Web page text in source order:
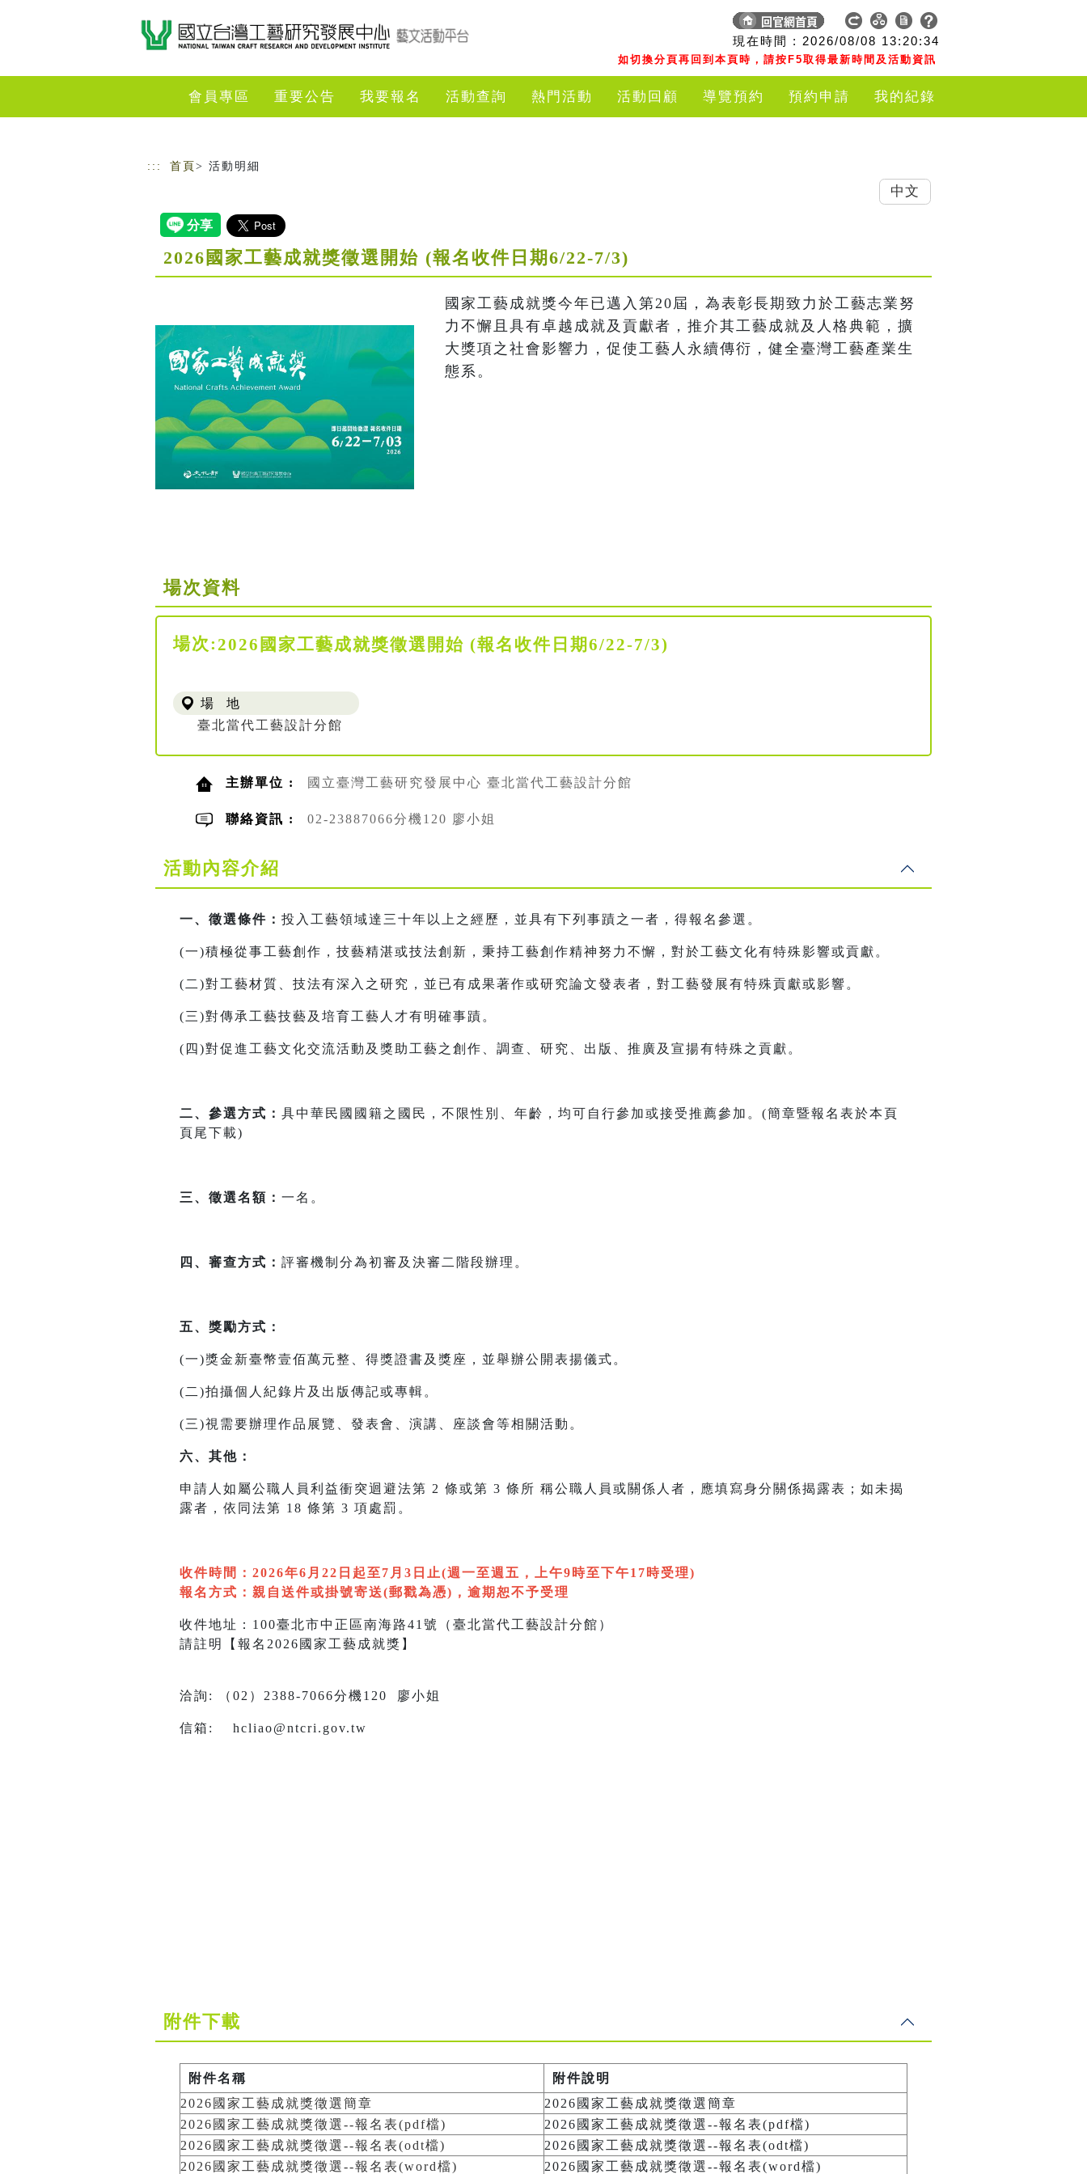
現在時間 : 2026/08/08 13:20:34
如切換分頁再回到本頁時，請按F5取得最新時間及活動資訊
會員專區 重要公告 我要報名 活動查詢 熱門活動 活動回顧 導覽預約 預約申請 我的紀錄
::: 首頁 > 活動明細
2026國家工藝成就獎徵選開始 (報名收件日期6/22-7/3)
國家工藝成就獎今年已邁入第20屆，為表彰長期致力於工藝志業努
力不懈且具有卓越成就及貢獻者，推介其工藝成就及人格典範，擴
大獎項之社會影響力，促使工藝人永續傳衍，健全臺灣工藝產業生
態系。
場次資料
場次:2026國家工藝成就獎徵選開始 (報名收件日期6/22-7/3)
場 地
臺北當代工藝設計分館
主辦單位 : 國立臺灣工藝研究發展中心 臺北當代工藝設計分館
聯絡資訊 : 02-23887066分機120 廖小姐
活動內容介紹
一、徵選條件： 投入工藝領域達三十年以上之經歷，並具有下列事蹟之一者，得報名參選。
(一)積極從事工藝創作，技藝精湛或技法創新，秉持工藝創作精神努力不懈，對於工藝文化有特殊影響或貢獻。
(二)對工藝材質、技法有深入之研究，並已有成果著作或研究論文發表者，對工藝發展有特殊貢獻或影響。
(三)對傳承工藝技藝及培育工藝人才有明確事蹟。
(四)對促進工藝文化交流活動及獎助工藝之創作、調查、研究、出版、推廣及宣揚有特殊之貢獻。
二、參選方式： 具中華民國國籍之國民，不限性別、年齡，均可自行參加或接受推薦參加。(簡章暨報名表於本頁
頁尾下載)
三、徵選名額： 一名。
四、審查方式： 評審機制分為初審及決審二階段辦理。
五、獎勵方式：
(一)獎金新臺幣壹佰萬元整、得獎證書及獎座，並舉辦公開表揚儀式。
(二)拍攝個人紀錄片及出版傳記或專輯。
(三)視需要辦理作品展覽、發表會、演講、座談會等相關活動。
六、其他：
申請人如屬公職人員利益衝突迴避法第 2 條或第 3 條所 稱公職人員或關係人者，應填寫身分關係揭露表；如未揭
露者，依同法第 18 條第 3 項處罰。
收件時間：2026年6月22日起至7月3日止(週一至週五，上午9時至下午17時受理)
報名方式：親自送件或掛號寄送(郵戳為憑)，逾期恕不予受理
收件地址：100臺北市中正區南海路41號（臺北當代工藝設計分館）
請註明【報名2026國家工藝成就獎】
洽詢: （02）2388-7066分機120 廖小姐
信箱: hcliao@ntcri.gov.tw
附件下載
附件名稱
附件說明
2026國家工藝成就獎徵選簡章
2026國家工藝成就獎徵選簡章
2026國家工藝成就獎徵選--報名表(pdf檔)
2026國家工藝成就獎徵選--報名表(pdf檔)
2026國家工藝成就獎徵選--報名表(odt檔)
2026國家工藝成就獎徵選--報名表(odt檔)
2026國家工藝成就獎徵選--報名表(word檔)
2026國家工藝成就獎徵選--報名表(word檔)